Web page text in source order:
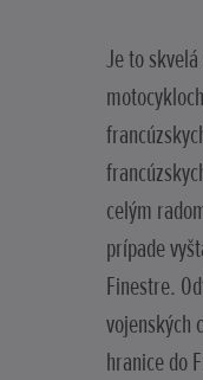
Je to
celým
prípade
Finestre.
vojenských
hranice do